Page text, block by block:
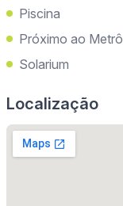
Piscina
Próximo ao Metrô
Solarium
Localização